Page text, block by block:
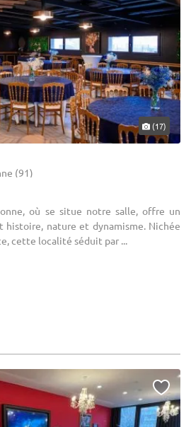
(17)
(91)
où se situe notre salle, offre un
histoire, nature et dynamisme. Nichée
cette localité séduit par ...